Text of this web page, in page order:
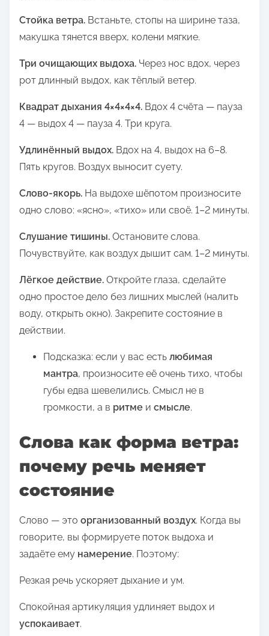
Стойка ветра. Встаньте, стопы на ширине таза,
макушка тянется вверх, колени мягкие.
Три очищающих выдоха. Через нос вдох, через
рот длинный выдох, как тёплый ветер.
Квадрат дыхания 4×4×4×4. Вдох 4 счёта — пауза
4 — выдох 4 — пауза 4. Три круга.
Удлинённый выдох. Вдох на 4, выдох на 6–8.
Пять кругов. Воздух выносит суету.
Слово‑якорь. На выдохе шёпотом произносите
одно слово: «ясно», «тихо» или своё. 1–2 минуты.
Слушание тишины. Остановите слова.
Почувствуйте, как воздух дышит сам. 1–2 минуты.
Лёгкое действие. Откройте глаза, сделайте
одно простое дело без лишних мыслей (налить
воду, открыть окно). Закрепите состояние в
действии.
Подсказка: если у вас есть любимая
мантра, произносите её очень тихо, чтобы
губы едва шевелились. Смысл не в
громкости, а в ритме и смысле.
Слова как форма ветра:
почему речь меняет
состояние
Слово — это организованный воздух. Когда вы
говорите, вы формируете поток выдоха и
задаёте ему намерение. Поэтому:
Резкая речь ускоряет дыхание и ум.
Спокойная артикуляция удлиняет выдох и
успокаивает.